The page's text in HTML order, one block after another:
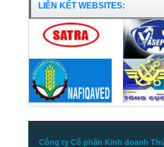
LIÊN KẾT WEBSITES:
Công ty Cổ phần Kinh doanh